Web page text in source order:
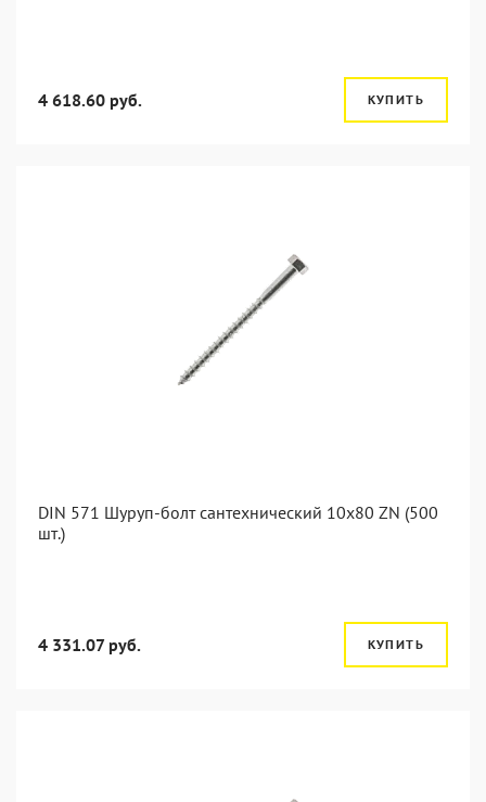
4 618.60 руб. КУПИТЬ
DIN 571 Шуруп-болт сантехнический 10x80 ZN (500
шт.)
4 331.07 руб. КУПИТЬ